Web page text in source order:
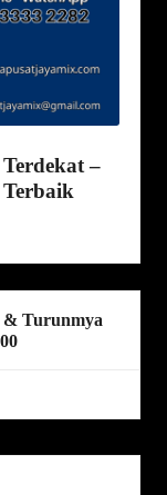
–
& Turunmya